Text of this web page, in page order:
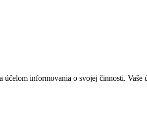
informovania o svojej činnosti. Vaše